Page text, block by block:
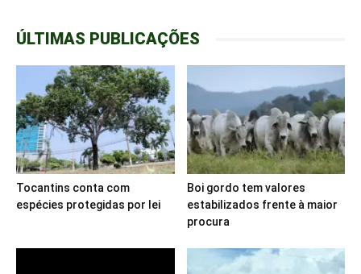
ÚLTIMAS PUBLICAÇÕES
Tocantins conta com
espécies protegidas por lei
Boi gordo tem valores
estabilizados frente à maior
procura